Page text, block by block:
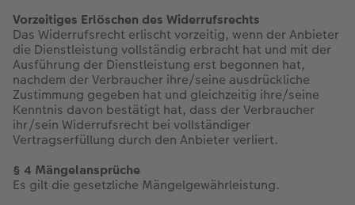
Vorzeitiges Erlöschen des Widerrufsrechts
Das Widerrufsrecht erlischt vorzeitig, wenn der Anbieter
die Dienstleistung vollständig erbracht hat und mit der
Ausführung der Dienstleistung erst begonnen hat,
nachdem der Verbraucher ihre/seine ausdrückliche
Zustimmung gegeben hat und gleichzeitig ihre/seine
Kenntnis davon bestätigt hat, dass der Verbraucher
ihr/sein Widerrufsrecht bei vollständiger
Vertragserfüllung durch den Anbieter verliert.
§ 4 Mängelansprüche
Es gilt die gesetzliche Mängelgewährleistung.